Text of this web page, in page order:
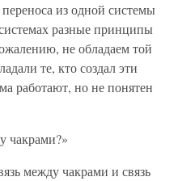
из одной системы
разные принципы
не обладаем той
те, кто создал эти
работают, но не понятен
чакрами?»
между чакрами и связь